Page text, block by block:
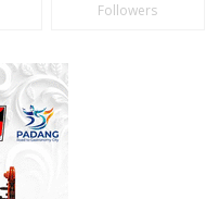
Followers